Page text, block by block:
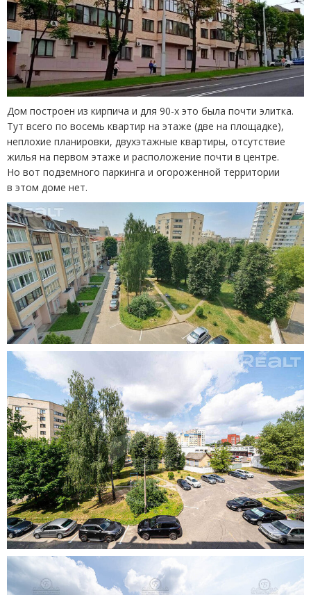
Дом построен из кирпича и для 90-х это была почти элитка.
Тут всего по восемь квартир на этаже (две на площадке),
неплохие планировки, двухэтажные квартиры, отсутствие
жилья на первом этаже и расположение почти в центре.
Но вот подземного паркинга и огороженной территории
в этом доме нет.